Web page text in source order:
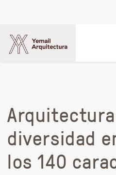
diversidad
los 140